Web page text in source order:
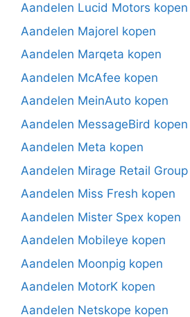
Aandelen Lucid Motors kopen
Aandelen Majorel kopen
Aandelen Marqeta kopen
Aandelen McAfee kopen
Aandelen MeinAuto kopen
Aandelen MessageBird
Aandelen Meta kopen
Aandelen Mirage Retail
Aandelen Miss Fresh kopen
Aandelen Mister Spex kopen
Aandelen Mobileye kopen
Aandelen Moonpig kopen
Aandelen MotorK kopen
Aandelen Netskope kopen